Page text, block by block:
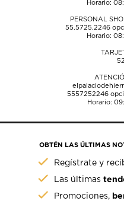
Horario:
PERSONAL
55.5725.2246
Horario:
5557252246
Horario:
OBTÉN LAS ÚLTIMAS
Regístrate y
Las últimas
Promociones,